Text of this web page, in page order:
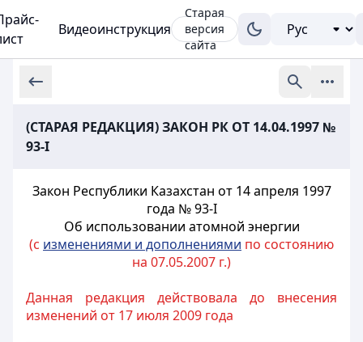
Видеоинструкция
Старая
версия
сайта
(СТАРАЯ РЕДАКЦИЯ) ЗАКОН РК ОТ 14.04.1997 №
93-I
Закон Республики Казахстан от 14 апреля 1997
года № 93-I
Об использовании атомной энергии
(с изменениями и дополнениями по состоянию
на 07.05.2007 г.)
Данная редакция действовала до внесения
изменений от 17 июля 2009 года